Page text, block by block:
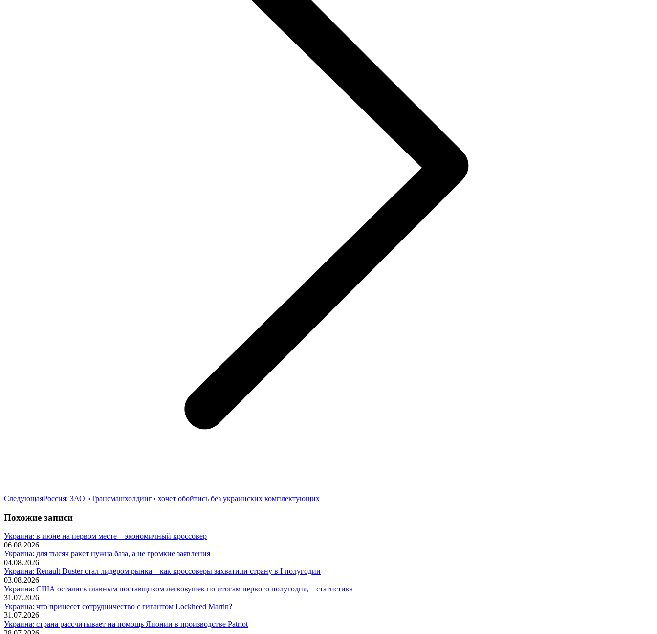
СледующаяСледующая
Россия: ЗАО «Трансмашхолдинг» хочет обойтись без украинских комплектующих
Похожие записи
Украина: в июне на первом месте – экономичный кроссовер
06.08.2026
Украина: для тысяч ракет нужна база, а не громкие заявления
04.08.2026
Украина: Renault Duster стал лидером рынка – как кроссоверы захватили страну в I полугодии
03.08.2026
Украина: США остались главным поставщиком легковушек по итогам первого полугодия, – статистика
31.07.2026
Украина: что принесет сотрудничество с гигантом Lockheed Martin?
31.07.2026
Украина: страна рассчитывает на помощь Японии в производстве Patriot